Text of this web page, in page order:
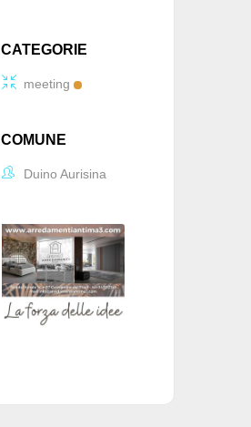
CATEGORIE
meeting
COMUNE
Duino Aurisina